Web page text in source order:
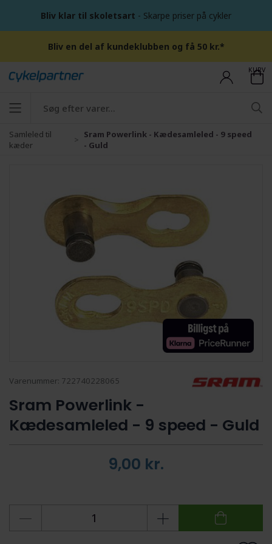
Bliv klar til skoletsart - Skarpe priser på cykler
Bliv en del af kundeklubben og få 50 kr.*
KURV
Samleled til
kæder
Sram Powerlink - Kædesamleled - 9 speed
- Guld
Varenummer: 722740228065
Sram Powerlink -
Kædesamleled - 9 speed - Guld
9,00 kr.